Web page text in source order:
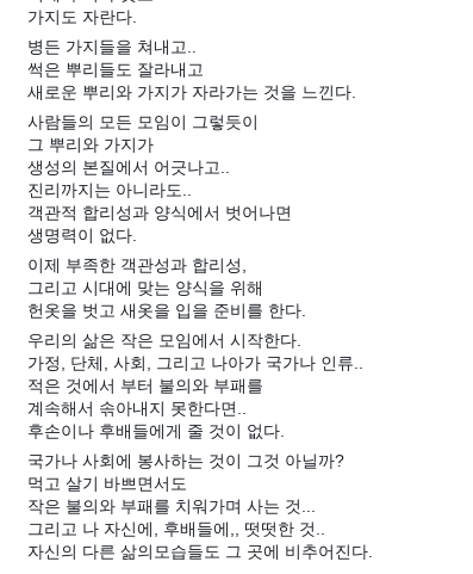
가지도 자란다.
병든 가지들을 쳐내고..
썩은 뿌리들도 잘라내고
새로운 뿌리와 가지가 자라가는 것을 느낀다.
사람들의 모든 모임이 그렇듯이
그 뿌리와 가지가
생성의 본질에서 어긋나고..
진리까지는 아니라도..
객관적 합리성과 양식에서 벗어나면
생명력이 없다.
이제 부족한 객관성과 합리성,
그리고 시대에 맞는 양식을 위해
헌옷을 벗고 새옷을 입을 준비를 한다.
우리의 삶은 작은 모임에서 시작한다.
가정, 단체, 사회, 그리고 나아가 국가나 인류..
적은 것에서 부터 불의와 부패를
계속해서 솎아내지 못한다면..
후손이나 후배들에게 줄 것이 없다.
국가나 사회에 봉사하는 것이 그것 아닐까?
먹고 살기 바쁘면서도
작은 불의와 부패를 치워가며 사는 것...
그리고 나 자신에, 후배들에,, 떳떳한 것..
자신의 다른 삶의모습들도 그 곳에 비추어진다.